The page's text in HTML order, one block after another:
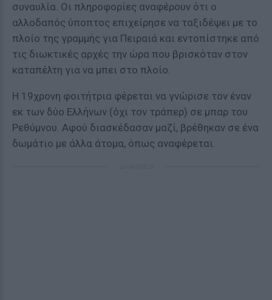
συναυλία. Οι πληροφορίες αναφέρουν ότι ο
αλλοδαπός ύποπτος επιχείρησε να ταξιδέψει με το
πλοίο της γραμμής για Πειραιά και εντοπίστηκε από
τις διωκτικές αρχές την ώρα που βρισκόταν στον
καταπέλτη για να μπει στο πλοίο.
Η 19χρονη φοιτήτρια φέρεται να γνώρισε τον έναν
εκ των δύο Ελλήνων (όχι τον τράπερ) σε μπαρ του
Ρεθύμνου. Αφού διασκέδασαν μαζί, βρέθηκαν σε ένα
δωμάτιο με άλλα άτομα, όπως αναφέρεται.